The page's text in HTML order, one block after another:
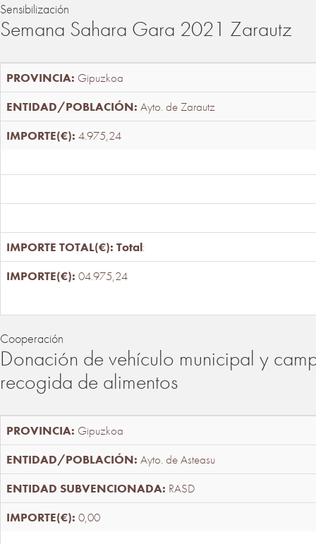
Sensibilización
Semana Sahara Gara 2021 Zarautz
Gipuzkoa
Ayto. de Zarautz
4.975,24
Total:
04.975,24
Cooperación
Donación de vehículo municipal y
recogida de alimentos
Gipuzkoa
Ayto. de Asteasu
RASD
0,00